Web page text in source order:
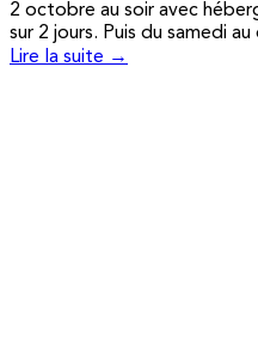
2 octobre au soir avec
sur 2 jours. Puis du samedi
Lire la suite →